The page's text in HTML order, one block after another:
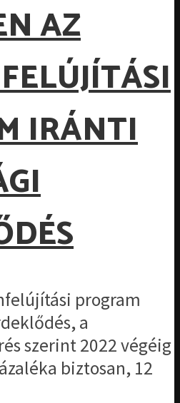
AZ
IRÁNTI
program
a
szerint 2022 végéig
biztosan, 12